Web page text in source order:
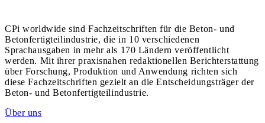
CPi worldwide sind Fachzeitschriften für die Beton- und
Betonfertigteilindustrie, die in 10 verschiedenen
Sprachausgaben in mehr als 170 Ländern veröffentlicht
werden. Mit ihrer praxisnahen redaktionellen Berichterstattung
über Forschung, Produktion und Anwendung richten sich
diese Fachzeitschriften gezielt an die Entscheidungsträger der
Beton- und Betonfertigteilindustrie.
Über uns